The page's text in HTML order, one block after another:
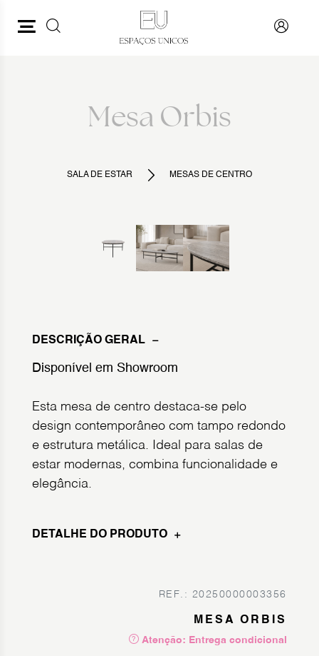
Mesa Orbis
SALA DE ESTAR MESAS DE CENTRO
DESCRIÇÃO GERAL
Disponível em Showroom
Esta mesa de centro destaca-se pelo
design contemporâneo com tampo redondo
e estrutura metálica. Ideal para salas de
estar modernas, combina funcionalidade e
elegância.
DETALHE DO PRODUTO
REF.: 20250000003356
MESA ORBIS
Atenção: Entrega condicional
PESQUISAR